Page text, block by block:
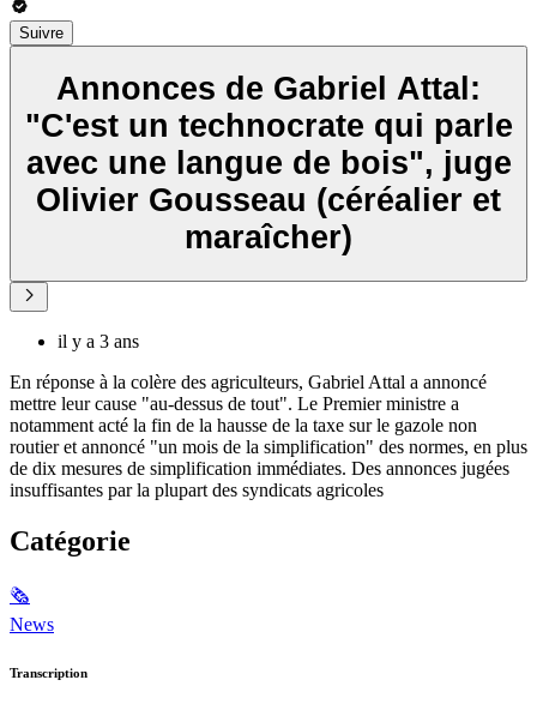
Suivre
Annonces de Gabriel Attal:
"C'est un technocrate qui parle
avec une langue de bois", juge
Olivier Gousseau (céréalier et
maraîcher)
il y a 3 ans
En réponse à la colère des agriculteurs, Gabriel Attal a annoncé
mettre leur cause "au-dessus de tout". Le Premier ministre a
notamment acté la fin de la hausse de la taxe sur le gazole non
routier et annoncé "un mois de la simplification" des normes, en plus
de dix mesures de simplification immédiates. Des annonces jugées
insuffisantes par la plupart des syndicats agricoles
Catégorie
🗞
News
Transcription